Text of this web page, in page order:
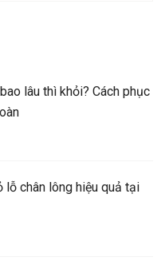
lâu thì khỏi? Cách phục
lỗ chân lông hiệu quả tại